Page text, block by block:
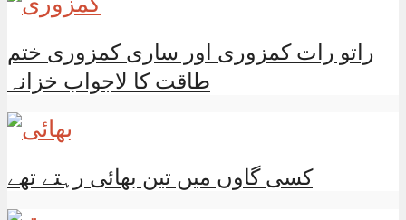
راتو رات کمزوری اور ساری کمزوری ختم
طاقت کا لاجواب خزانہ
کسی گاوں میں تین بھائی رہتے تھے